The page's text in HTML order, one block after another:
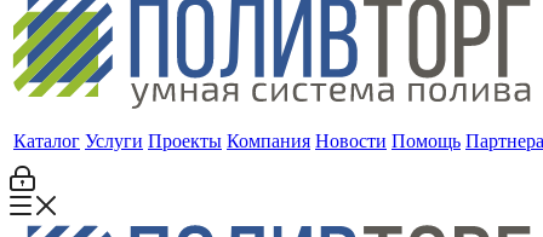
Каталог Услуги Проекты Компания Новости Помощь